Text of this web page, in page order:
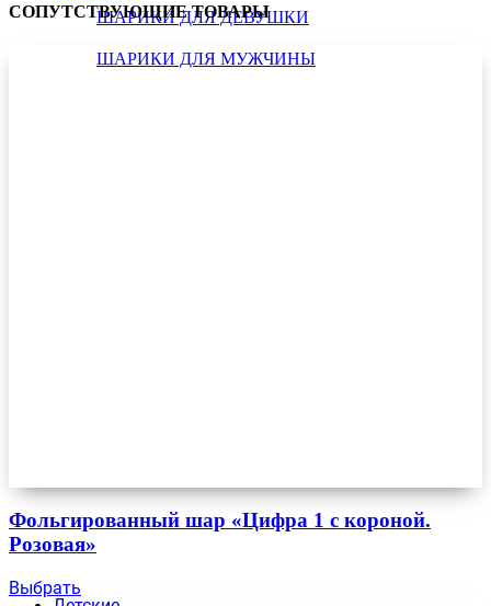
ШАРИКИ ДЛЯ ДЕВУШКИ
ШАРИКИ ДЛЯ МУЖЧИНЫ
СОПУТСТВУЮЩИЕ ТОВАРЫ
Фольгированный шар «Цифра 1 с короной.
Розовая»
Выбрать